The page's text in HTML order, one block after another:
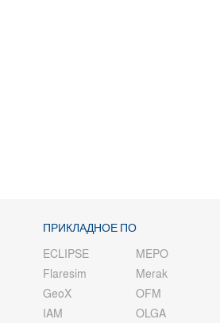
ПРИКЛАДНОЕ ПО
ECLIPSE
Flaresim
GeoX
IAM
MEPO
Merak
OFM
OLGA